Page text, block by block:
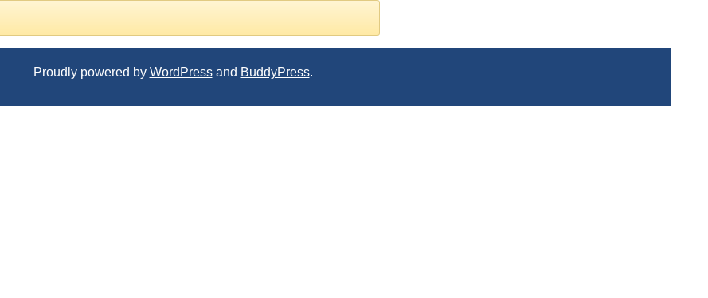
Proudly powered by WordPressand BuddyPress.